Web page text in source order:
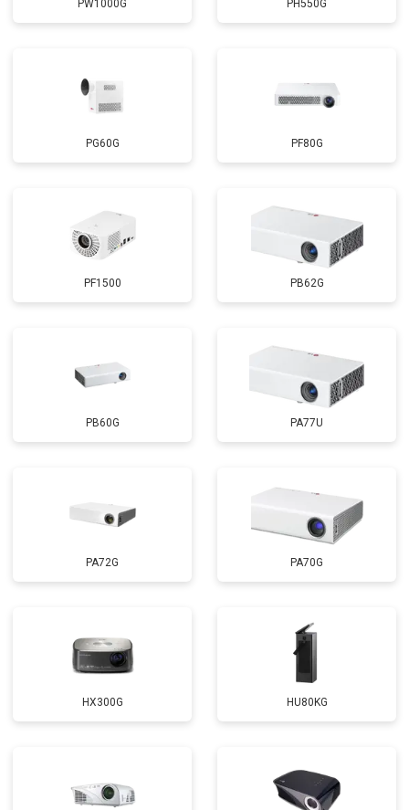
PW1000G PH550G
PG60G PF80G
PF1500 PB62G
PB60G PA77U
PA72G PA70G
HX300G HU80KG